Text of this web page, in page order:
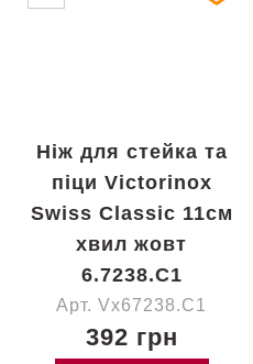
Ніж для стейка та
піци Victorinox
Swiss Classic 11см
хвил жовт
6.7238.C1
Арт. Vx67238.C1
392 грн